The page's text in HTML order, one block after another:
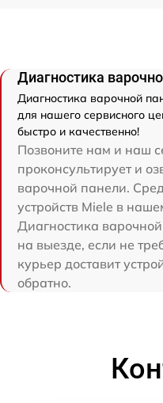
Диагностика
Диагностика варочной
для нашего сервисного
быстро и качественно!
Позвоните нам и наш
проконсультирует и
варочной панели.
устройств Miele в
Диагностика
на выезде, если не
курьер доставит
обратно.